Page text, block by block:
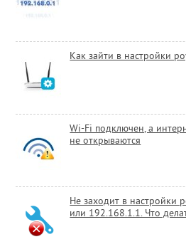
Как зайти в настройки
Wi-Fi подключен, а
не открываются
Не заходит в настройки
или 192.168.1.1. Что